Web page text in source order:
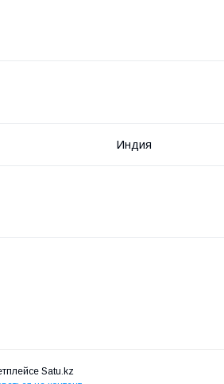
Индия
Satu.kz